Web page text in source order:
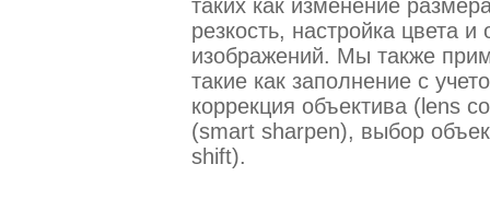
таких как изменение
резкость, настройка цвета
изображений. Мы также
такие как заполнение с
коррекция объектива (lens
(smart sharpen), выбор
shift).